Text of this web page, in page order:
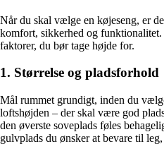
Når du skal vælge en køjeseng, er
komfort, sikkerhed og
faktorer, du bør tage højde for.
1. Størrelse og pladsforhold
Mål rummet grundigt, inden du
loftshøjden – der skal være god
den øverste soveplads føles
gulvplads du ønsker at bevare til